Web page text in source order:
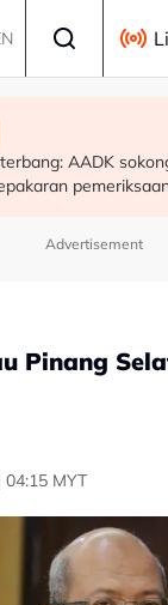
ganggu usaha
Wajdi
SPRM, PDRM,
siasatan
AADK
Advertisement
Pinang
MYT